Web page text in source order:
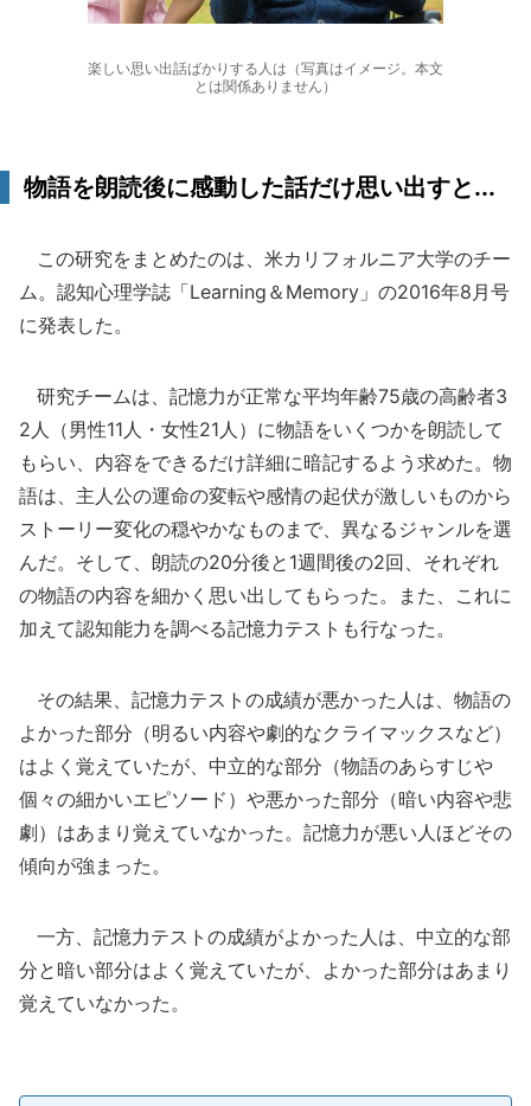
楽しい思い出話ばかりする人は（写真はイメージ。本文
とは関係ありません）
物語を朗読後に感動した話だけ思い出すと...
この研究をまとめたのは、米カリフォルニア大学のチー
ム。認知心理学誌「Learning＆Memory」の2016年8月号
に発表した。
研究チームは、記憶力が正常な平均年齢75歳の高齢者3
2人（男性11人・女性21人）に物語をいくつかを朗読して
もらい、内容をできるだけ詳細に暗記するよう求めた。物
語は、主人公の運命の変転や感情の起伏が激しいものから
ストーリー変化の穏やかなものまで、異なるジャンルを選
んだ。そして、朗読の20分後と1週間後の2回、それぞれ
の物語の内容を細かく思い出してもらった。また、これに
加えて認知能力を調べる記憶力テストも行なった。
その結果、記憶力テストの成績が悪かった人は、物語の
よかった部分（明るい内容や劇的なクライマックスなど）
はよく覚えていたが、中立的な部分（物語のあらすじや
個々の細かいエピソード）や悪かった部分（暗い内容や悲
劇）はあまり覚えていなかった。記憶力が悪い人ほどその
傾向が強まった。
一方、記憶力テストの成績がよかった人は、中立的な部
分と暗い部分はよく覚えていたが、よかった部分はあまり
覚えていなかった。